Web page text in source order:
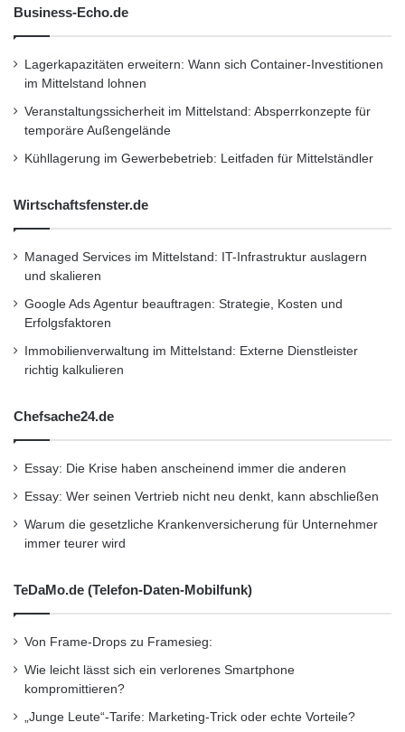
Business-Echo.de
Lagerkapazitäten erweitern: Wann sich Container-Investitionen
im Mittelstand lohnen
Veranstaltungssicherheit im Mittelstand: Absperrkonzepte für
temporäre Außengelände
Kühllagerung im Gewerbebetrieb: Leitfaden für Mittelständler
Wirtschaftsfenster.de
Managed Services im Mittelstand: IT-Infrastruktur auslagern
und skalieren
Google Ads Agentur beauftragen: Strategie, Kosten und
Erfolgsfaktoren
Immobilienverwaltung im Mittelstand: Externe Dienstleister
richtig kalkulieren
Chefsache24.de
Essay: Die Krise haben anscheinend immer die anderen
Essay: Wer seinen Vertrieb nicht neu denkt, kann abschließen
Warum die gesetzliche Krankenversicherung für Unternehmer
immer teurer wird
TeDaMo.de (Telefon-Daten-Mobilfunk)
Von Frame-Drops zu Framesieg:
Wie leicht lässt sich ein verlorenes Smartphone
kompromittieren?
„Junge Leute“-Tarife: Marketing-Trick oder echte Vorteile?